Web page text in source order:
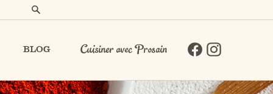
BLOG Cuisiner avec Prosain